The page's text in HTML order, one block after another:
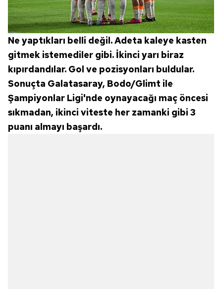
Ne yaptıkları belli değil. Adeta kaleye kasten
gitmek istemediler gibi. İkinci yarı biraz
kıpırdandılar. Gol ve pozisyonları buldular.
Sonuçta Galatasaray, Bodo/Glimt ile
Şampiyonlar Ligi'nde oynayacağı maç öncesi
sıkmadan, ikinci viteste her zamanki gibi 3
puanı almayı başardı.